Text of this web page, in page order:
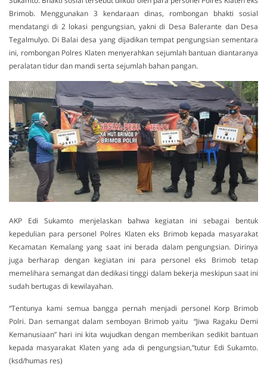
Brimob. Menggunakan 3 kendaraan dinas, rombongan bhakti sosial
mendatangi di 2 lokasi pengungsian, yakni di Desa Balerante dan Desa
Tegalmulyo. Di Balai desa yang dijadikan tempat pengungsian sementara
ini, rombongan Polres Klaten menyerahkan sejumlah bantuan diantaranya
peralatan tidur dan mandi serta sejumlah bahan pangan.
AKP Edi Sukamto menjelaskan bahwa kegiatan ini sebagai bentuk
kepedulian para personel Polres Klaten eks Brimob kepada masyarakat
Kecamatan Kemalang yang saat ini berada dalam pengungsian. Dirinya
juga berharap dengan kegiatan ini para personel eks Brimob tetap
memelihara semangat dan dedikasi tinggi dalam bekerja meskipun saat ini
sudah bertugas di kewilayahan.
“Tentunya kami semua bangga pernah menjadi personel Korp Brimob
Polri. Dan semangat dalam semboyan Brimob yaitu “Jiwa Ragaku Demi
Kemanusiaan” hari ini kita wujudkan dengan memberikan sedikit bantuan
kepada masyarakat Klaten yang ada di pengungsian,”tutur Edi Sukamto.
(ksd/humas res)